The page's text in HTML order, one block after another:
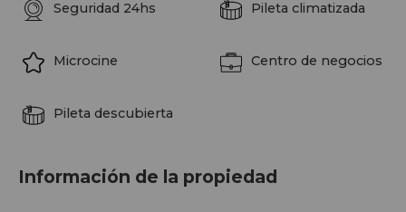
Seguridad 24hs Pileta climatizada
Microcine Centro de negocios
Pileta descubierta
Información de la propiedad